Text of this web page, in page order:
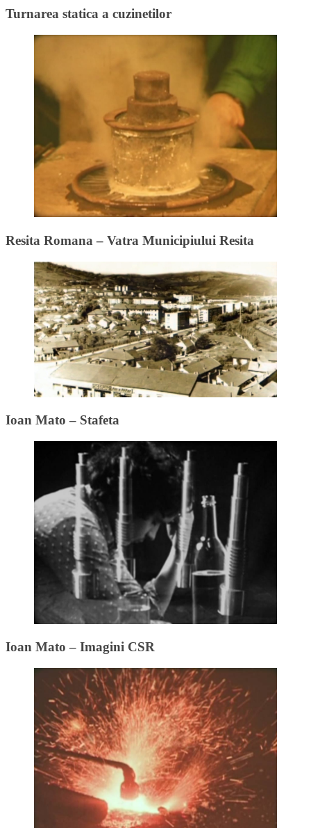
Turnarea statica a cuzinetilor
Resita Romana – Vatra Municipiului Resita
Ioan Mato – Stafeta
Ioan Mato – Imagini CSR